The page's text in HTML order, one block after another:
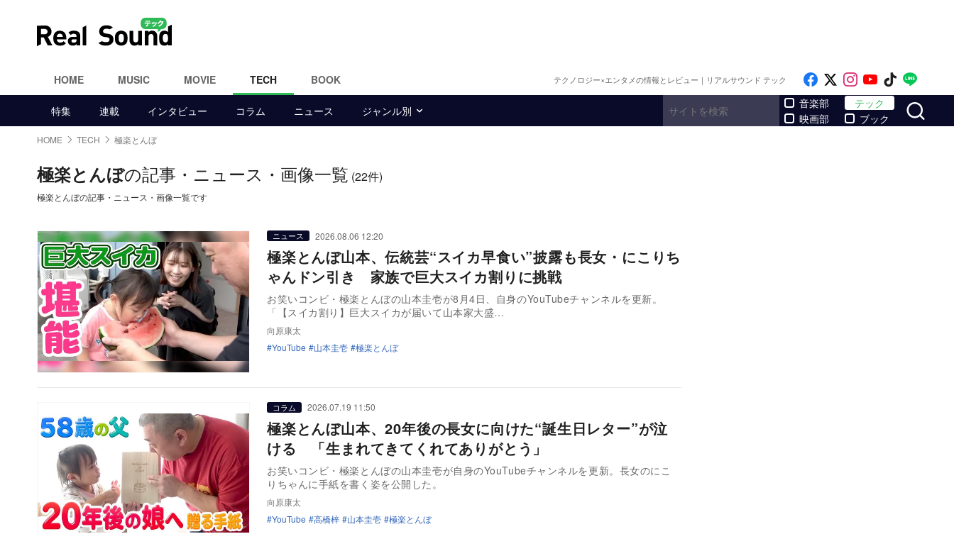
HOME MUSIC MOVIE TECH BOOK テクノロジー×エンタメの情報とレビュー｜リアルサウンド テック Like on Facebook
Follow on x
Follow on
Follow on
Follow
特集 連載 インタビュー コラム ニュース ジャンル別
音楽部
映画部
テック
ブック
HOME TECH 極楽とんぼ
極楽とんぼの記事・ニュース・画像一覧 (22件)
極楽とんぼの記事・ニュース・画像一覧です
ニュース 2026.08.06 12:20
極楽とんぼ山本、伝統芸“スイカ早食い”披露も長女・にこりち
ゃんドン引き 家族で巨大スイカ割りに挑戦
お笑いコンビ・極楽とんぼの山本圭壱が8月4日、自身のYouTubeチャンネルを更新。
「【スイカ割り】巨大スイカが届いて山本家大盛…
向原康太
YouTube
山本圭壱 極楽とんぼ
コラム 2026.07.19 11:50
極楽とんぼ山本、20年後の長女に向けた“誕生日レター”が泣
ける 「生まれてきてくれてありがとう」
お笑いコンビ・極楽とんぼの山本圭壱が自身のYouTubeチャンネルを更新。長女のにこ
りちゃんに手紙を書く姿を公開した。
向原康太
YouTube
高橋梓 山本圭壱 極楽とんぼ